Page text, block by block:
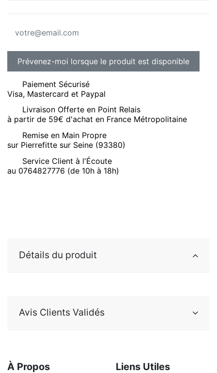
Paiement Sécurisé
Visa, Mastercard et Paypal
Livraison Offerte en Point Relais
à partir de 59€ d'achat en France Métropolitaine
Remise en Main Propre
sur Pierrefitte sur Seine (93380)
Service Client à l'Écoute
au 0764827776 (de 10h à 18h)
Détails du produit
Avis Clients Validés
À Propos Liens Utiles